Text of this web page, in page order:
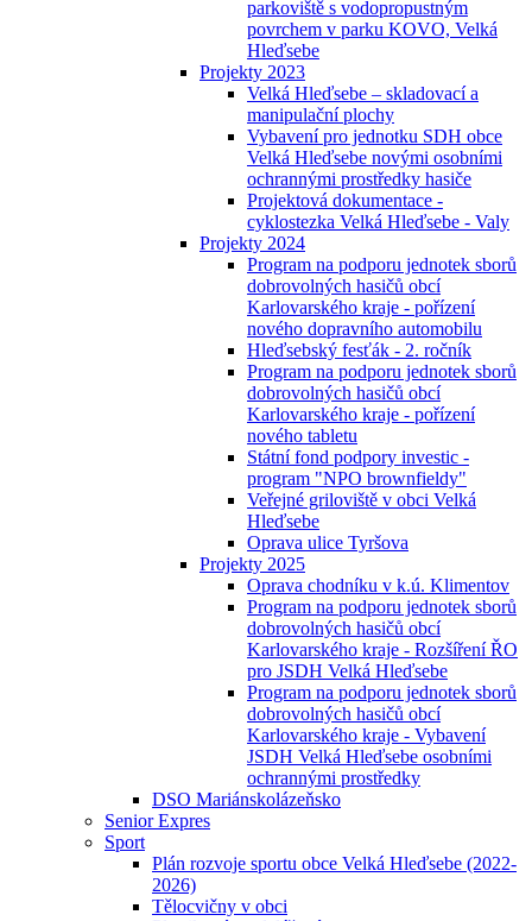
parkoviště s vodopropustným
povrchem v parku KOVO, Velká
Hleďsebe
Projekty 2023
Velká Hleďsebe – skladovací a
manipulační plochy
Vybavení pro jednotku SDH obce
Velká Hleďsebe novými osobními
ochrannými prostředky hasiče
Projektová dokumentace -
cyklostezka Velká Hleďsebe - Valy
Projekty 2024
Program na podporu jednotek sborů
dobrovolných hasičů obcí
Karlovarského kraje - pořízení
nového dopravního automobilu
Hleďsebský fesťák - 2. ročník
Program na podporu jednotek sborů
dobrovolných hasičů obcí
Karlovarského kraje - pořízení
nového tabletu
Státní fond podpory investic -
program "NPO brownfieldy"
Veřejné griloviště v obci Velká
Hleďsebe
Oprava ulice Tyršova
Projekty 2025
Oprava chodníku v k.ú. Klimentov
Program na podporu jednotek sborů
dobrovolných hasičů obcí
Karlovarského kraje - Rozšíření ŘO
pro JSDH Velká Hleďsebe
Program na podporu jednotek sborů
dobrovolných hasičů obcí
Karlovarského kraje - Vybavení
JSDH Velká Hleďsebe osobními
ochrannými prostředky
DSO Mariánskolázeňsko
Senior Expres
Sport
Plán rozvoje sportu obce Velká Hleďsebe (2022-
2026)
Tělocvičny v obci